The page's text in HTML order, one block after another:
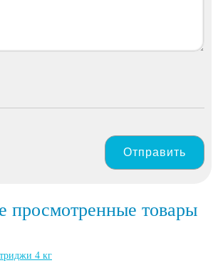
Отправить
просмотренные товары
4 кг